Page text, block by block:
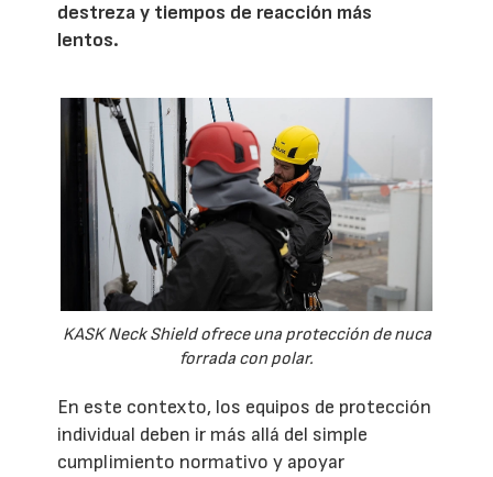
destreza y tiempos de reacción más
lentos.
KASK Neck Shield ofrece una protección de nuca
forrada con polar.
En este contexto, los equipos de protección
individual deben ir más allá del simple
cumplimiento normativo y apoyar